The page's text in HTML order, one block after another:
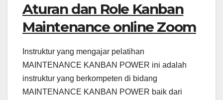
Aturan dan Role Kanban
Maintenance online Zoom
Instruktur yang mengajar pelatihan
MAINTENANCE KANBAN POWER ini adalah
instruktur yang berkompeten di bidang
MAINTENANCE KANBAN POWER baik dari